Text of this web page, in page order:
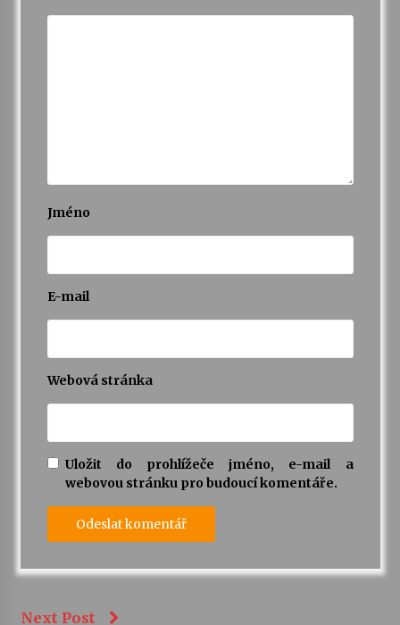
Jméno
E-mail
Webová stránka
Uložit do prohlížeče jméno, e-mail a
webovou stránku pro budoucí komentáře.
Next Post